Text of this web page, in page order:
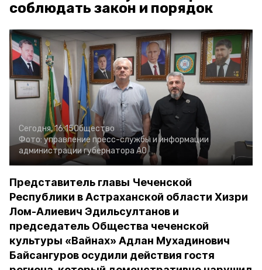
соблюдать закон и порядок
Сегодня, 16:15Общество
Фото: управление пресс-службы и информации
администрации губернатора АО
Представитель главы Чеченской
Республики в Астраханской области Хизри
Лом-Алиевич Эдильсултанов и
председатель Общества чеченской
культуры «Вайнах» Адлан Мухадинович
Байсангуров осудили действия гостя